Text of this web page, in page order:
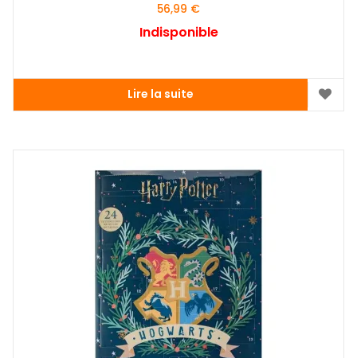
56,99 €
Indisponible
Lire la suite